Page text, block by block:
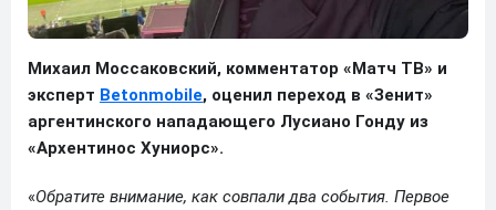
Михаил Моссаковский, комментатор «Матч ТВ» и
эксперт Betonmobile, оценил переход в «Зенит»
аргентинского нападающего Лусиано Гонду из
«Архентинос Хуниорс».
«Обратите внимание, как совпали два события. Первое